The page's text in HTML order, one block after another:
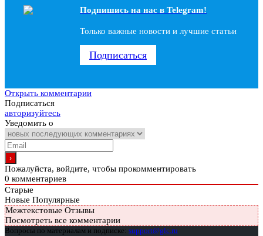
Подпишись на наc в Telegram!
Только важные новости и лучшие статьи
Подписаться
Открыть комментарии
Подписаться
авторизуйтесь
Уведомить о
Пожалуйста, войдите, чтобы прокомментировать
0 комментариев
Старые
Новые Популярные
Межтекстовые Отзывы
Посмотреть все комментарии
Вопросы по материалам и подписке: support@glc.ru